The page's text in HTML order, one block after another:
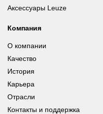
Аксессуары Leuze
Компания
О компании
Качество
История
Карьера
Отрасли
Контакты и поддержка